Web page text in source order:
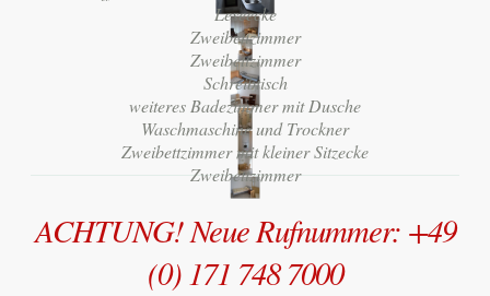
Leseecke
Zweibettzimmer
Zweibettzimmer
Schreibtisch
weiteres Badezimmer mit Dusche
Waschmaschine und Trockner
Zweibettzimmer mit kleiner Sitzecke
Zweibettzimmer
ACHTUNG! Neue Rufnummer: +49
(0) 171 748 7000